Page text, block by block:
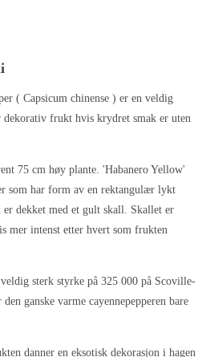
( Capsicum chinense ) er en veldig
frukt hvis krydret smak er uten
75 cm høy plante. 'Habanero Yellow'
som har form av en rektangulær lykt
dekket med et gult skall. Skallet er
mer intenst etter hvert som frukten
sterk styrke på 325 000 på Scoville-
ganske varme cayennepepperen bare
danner en eksotisk dekorasjon i hagen